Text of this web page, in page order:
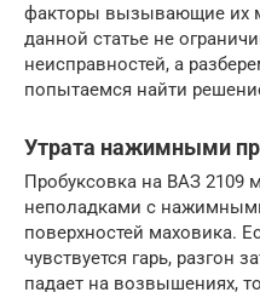
факторы вызывающие их
данной статье не
неисправностей, а
попытаемся найти
Утрата нажимными
Пробуксовка на ВАЗ 2109
неполадками с
поверхностей маховика.
чувствуется гарь, разгон
падает на возвышениях,